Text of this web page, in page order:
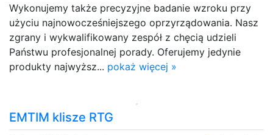
Wykonujemy także precyzyjne badanie wzroku przy
użyciu najnowocześniejszego oprzyrządowania. Nasz
zgrany i wykwalifikowany zespół z chęcią udzieli
Państwu profesjonalnej porady. Oferujemy jedynie
produkty najwyższ... pokaż więcej »
EMTIM klisze RTG